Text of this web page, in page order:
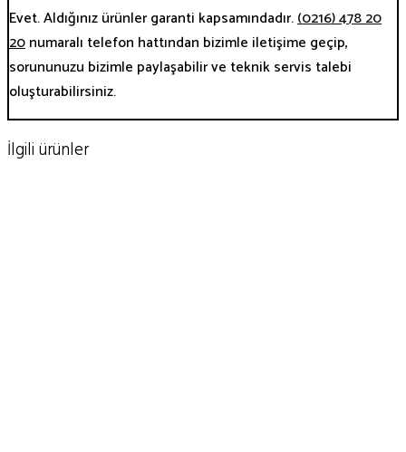
Evet. Aldığınız ürünler garanti kapsamındadır.(0216) 478 20
20numaralı telefon hattından bizimle iletişime geçip,
sorununuzu bizimle paylaşabilir ve teknik servis talebi
oluşturabilirsiniz.
İlgili ürünler